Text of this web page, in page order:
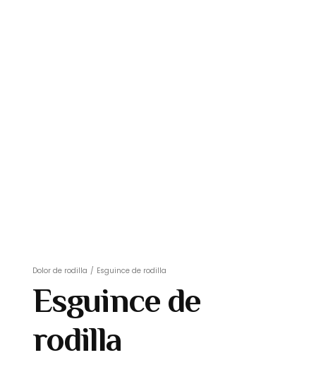
Dolor de rodilla / Esguince de rodilla
Esguince de
rodilla